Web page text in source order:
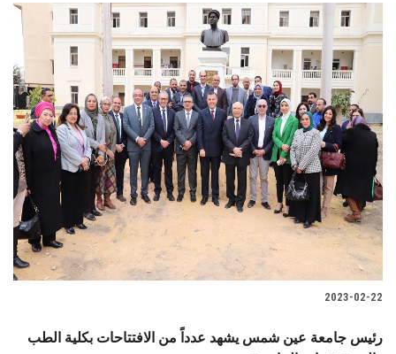
2023-02-22
رئيس جامعة عين شمس يشهد عدداً من الافتتاحات بكلية الطب